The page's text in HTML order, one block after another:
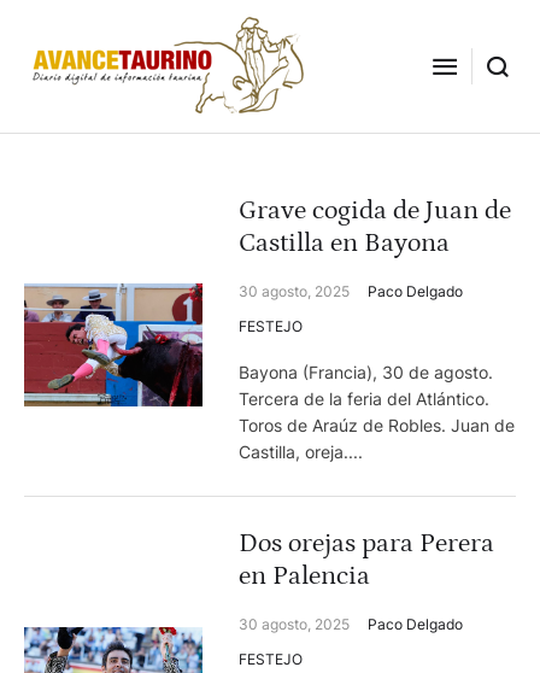
Grave cogida de Juan de
Castilla en Bayona
30 agosto, 2025
Paco Delgado
FESTEJO
Bayona (Francia), 30 de agosto.
Tercera de la feria del Atlántico.
Toros de Araúz de Robles. Juan de
Castilla, oreja....
Dos orejas para Perera
en Palencia
30 agosto, 2025
Paco Delgado
FESTEJO